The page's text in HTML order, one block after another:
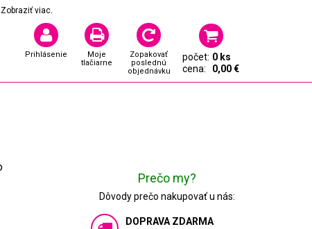
Zobraziť viac.
Prihlásenie
Moje
tlačiarne
Zopakovať
poslednú
objednávku
počet: 0 ks
cena:
0,00 €
Prečo my?
Dôvody prečo nakupovať u nás:
DOPRAVA ZDARMA